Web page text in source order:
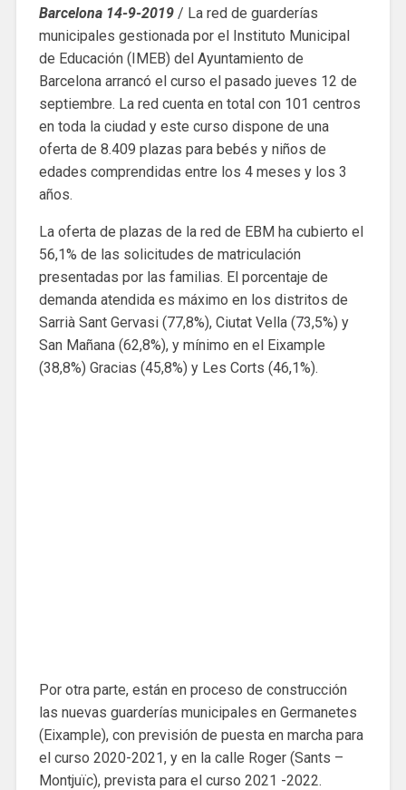
Barcelona 14-9-2019/ La red de guarderías
municipales gestionada por el Instituto Municipal
de Educación (IMEB) del Ayuntamiento de
Barcelona arrancó el curso el pasado jueves 12 de
septiembre. La red cuenta en total con 101 centros
en toda la ciudad y este curso dispone de una
oferta de 8.409 plazas para bebés y niños de
edades comprendidas entre los 4 meses y los 3
años.
La oferta de plazas de la red de EBM ha cubierto el
56,1% de las solicitudes de matriculación
presentadas por las familias. El porcentaje de
demanda atendida es máximo en los distritos de
Sarrià Sant Gervasi (77,8%), Ciutat Vella (73,5%) y
San Mañana (62,8%), y mínimo en el Eixample
(38,8%) Gracias (45,8%) y Les Corts (46,1%).
Por otra parte, están en proceso de construcción
las nuevas guarderías municipales en Germanetes
(Eixample), con previsión de puesta en marcha para
el curso 2020-2021, y en la calle Roger (Sants –
Montjuïc), prevista para el curso 2021 -2022.